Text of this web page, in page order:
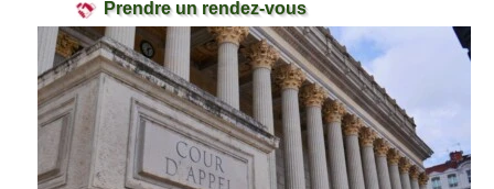
Prendre un rendez-vous